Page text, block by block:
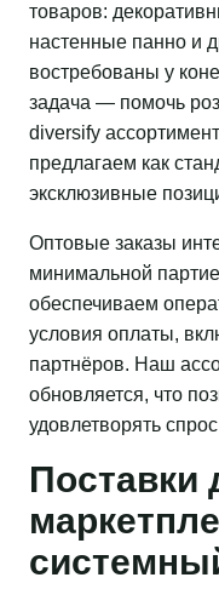
товаров:
настенные панно и
востребованы у
задача — помочь
diversify
предлагаем как
эксклюзивные
Оптовые заказы
минимальной
обеспечиваем
условия оплаты,
партнёров. Наш
обновляется, что
удовлетворять
Поставки